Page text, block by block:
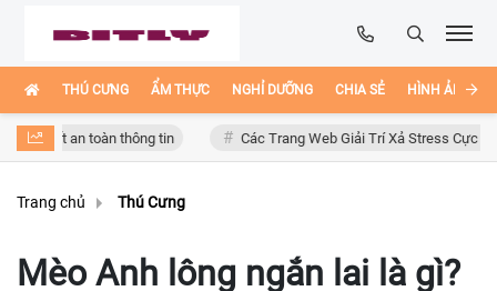
THÚ CƯNG ẨM THỰC NGHỈ DƯỠNG CHIA SẺ HÌNH ẢNH
toàn thông tin Các Trang Web Giải Trí Xả Stress Cực Hay Ho Trên
Trang chủ Thú Cưng
Mèo Anh lông ngắn lai là gì?